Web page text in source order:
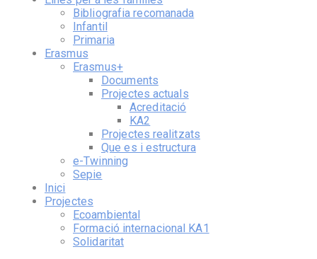
Bibliografia recomanada
Infantil
Primaria
Erasmus
Erasmus+
Documents
Projectes actuals
Acreditació
KA2
Projectes realitzats
Que es i estructura
e-Twinning
Sepie
Inici
Projectes
Ecoambiental
Formació internacional KA1
Solidaritat